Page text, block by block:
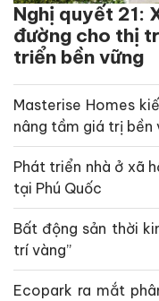
Nghị quyết 21:
đường cho thị
triển bền vững
Masterise Homes
nâng tầm giá trị bền
Phát triển nhà ở xã
tại Phú Quốc
Bất động sản thời
trí vàng”
Ecopark ra mắt